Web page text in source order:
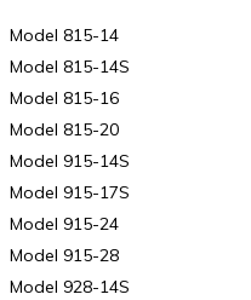
Model 815-14
Model 815-14S
Model 815-16
Model 815-20
Model 915-14S
Model 915-17S
Model 915-24
Model 915-28
Model 928-14S